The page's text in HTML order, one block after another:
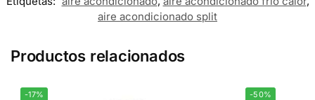
aire acondicionado split
Productos relacionados
-17% -50%